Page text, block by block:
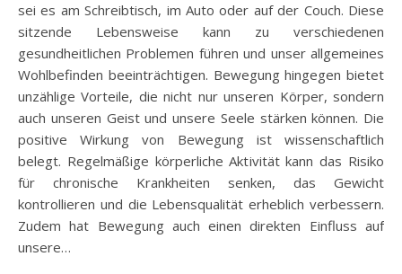
sei es am Schreibtisch, im Auto oder auf der Couch. Diese
sitzende Lebensweise kann zu verschiedenen
gesundheitlichen Problemen führen und unser allgemeines
Wohlbefinden beeinträchtigen. Bewegung hingegen bietet
unzählige Vorteile, die nicht nur unseren Körper, sondern
auch unseren Geist und unsere Seele stärken können. Die
positive Wirkung von Bewegung ist wissenschaftlich
belegt. Regelmäßige körperliche Aktivität kann das Risiko
für chronische Krankheiten senken, das Gewicht
kontrollieren und die Lebensqualität erheblich verbessern.
Zudem hat Bewegung auch einen direkten Einfluss auf
unsere…